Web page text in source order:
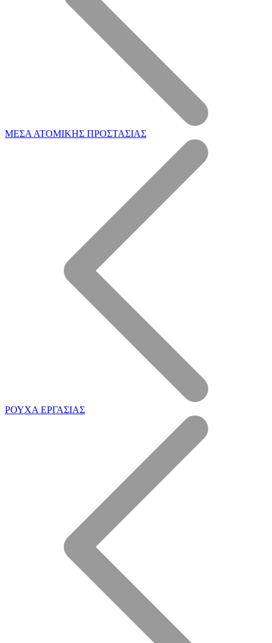
Η Εταιρεία μας
Τεχνική Υποστήριξη
Ηλεκτροσυγκόλληση
Επεξεργασία ξύλου
Επεξεργασία Μετάλλου
ΜΕΣΑ ΑΤΟΜΙΚΗΣ ΠΡΟΣΤΑΣΙΑΣ
ΡΟΥΧΑ ΕΡΓΑΣΙΑΣ